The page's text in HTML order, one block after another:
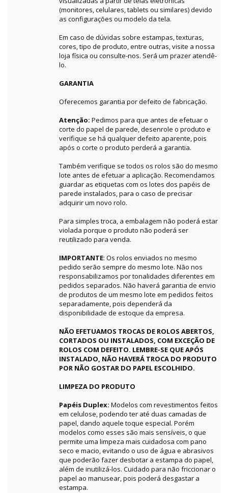
(monitores, celulares, tablets ou similares) devido
as configurações ou modelo da tela.
Em caso de dúvidas sobre estampas, texturas,
cores, tipo de produto, entre outras, visite a nossa
loja física ou consulte-nos. Será um prazer atendê-
lo.
GARANTIA
Oferecemos garantia por defeito de fabricação.
Atenção: Pedimos para que antes de efetuar o
corte do papel de parede, desenrole o produto e
verifique se há qualquer defeito aparente, pois
após o corte o produto perderá a garantia.
Também verifique se todos os rolos são do mesmo
lote antes de efetuar a aplicação. Recomendamos
guardar as etiquetas com os lotes dos papéis de
parede instalados, para o caso de precisar
adquirir um novo rolo.
Para simples troca, a embalagem não poderá estar
violada porque o produto não poderá ser
reutilizado para venda.
IMPORTANTE: Os rolos enviados no mesmo
pedido serão sempre do mesmo lote. Não nos
responsabilizamos por tonalidades diferentes em
pedidos separados. Não haverá garantia de envio
de produtos de um mesmo lote em pedidos feitos
separadamente, pois dependerá da
disponibilidade de estoque da empresa.
NÃO EFETUAMOS TROCAS DE ROLOS ABERTOS,
CORTADOS OU INSTALADOS, COM EXCEÇÃO DE
ROLOS COM DEFEITO. LEMBRE-SE QUE APÓS
INSTALADO, NÃO HAVERÁ TROCA DO PRODUTO
POR NÃO GOSTAR DO PAPEL ESCOLHIDO.
LIMPEZA DO PRODUTO
Papéis Duplex: Modelos com revestimentos feitos
em celulose, podendo ter até duas camadas de
papel, dando aquele toque especial. Porém
modelos como esses são mais sensíveis, o que
permite uma limpeza mais cuidadosa com pano
seco e macio, evitando o uso de água e abrasivos
que poderão fazer desbotar a estampa do papel,
além de inutilizá-los. Cuidado para não friccionar o
papel ao manusear, pois poderá desgastar a
estampa.